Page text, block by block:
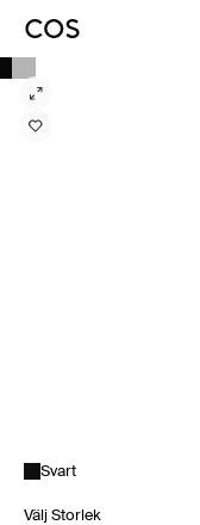
Svart
Välj Storlek